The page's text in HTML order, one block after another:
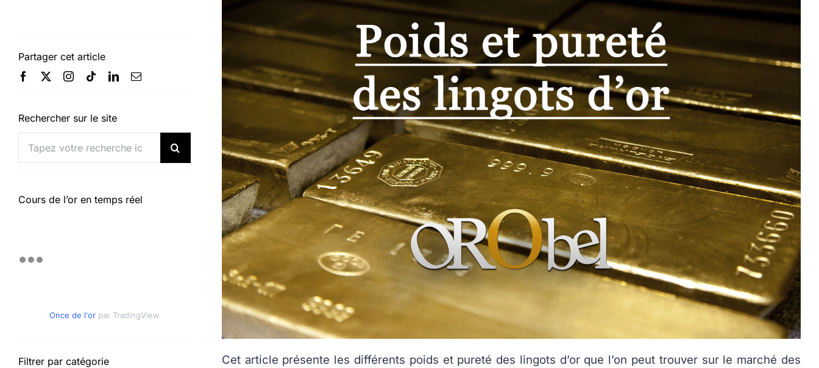
Partager cet article
Rechercher sur le site
Cours de l’or en temps réel
Once de l'or par TradingView
Filtrer par catégorie
Cet article présente les différents poids et pureté des lingots d’or que l’on peut trouver sur le marché des